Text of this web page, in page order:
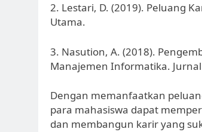
2. Lestari, D. (2019). Peluang
Utama.
3. Nasution, A. (2018).
Manajemen Informatika.
Dengan memanfaatkan
para mahasiswa dapat
dan membangun karir yang